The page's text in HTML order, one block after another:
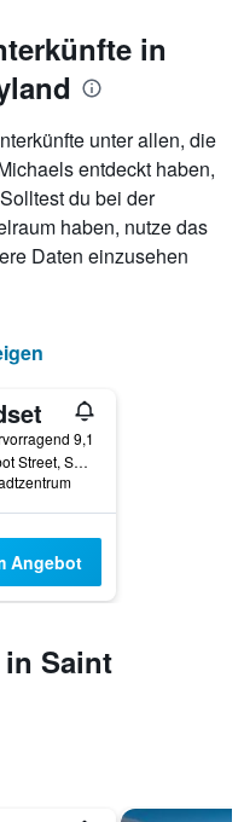
in
unter allen, die
entdeckt haben,
du bei der
haben, nutze das
Daten einzusehen
9,1
209 North Talbot Street, Saint Michaels, MD, USA
Angebot
Saint